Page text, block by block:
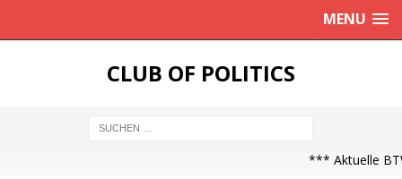
MENU
CLUB OF POLITICS
*** Aktuelle